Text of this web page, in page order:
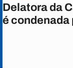
Delatora da
é